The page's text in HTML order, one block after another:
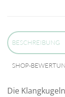
BESCHREIBUNG
SHOP-
Die